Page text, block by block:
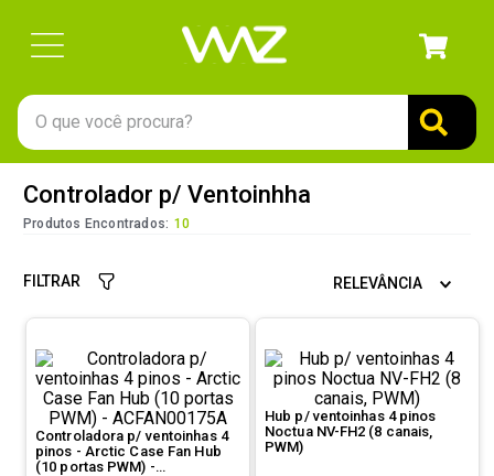
O que você procura?
Controlador p/ Ventoinhha
Produtos Encontrados: 10
FILTRAR RELEVÂNCIA
Controladora p/ ventoinhas 4
pinos - Arctic Case Fan Hub
(10 portas PWM) -
Hub p/ ventoinhas 4 pinos
Noctua NV-FH2 (8 canais,
PWM)
1 º
gabinete
4º
ssd
openbox
6º
7 º
fractal